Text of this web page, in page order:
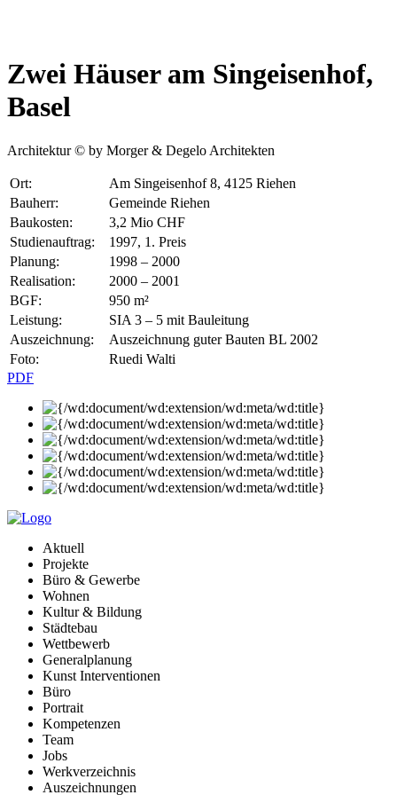
Zwei Häuser am Singeisenhof,
Basel
Architektur © by Morger & Degelo Architekten
Ort:
Am Singeisenhof 8, 4125 Riehen
Bauherr:
Gemeinde Riehen
Baukosten:
3,2 Mio CHF
Studienauftrag:
1997, 1. Preis
Planung:
1998 – 2000
Realisation:
2000 – 2001
BGF:
950 m²
Leistung:
SIA 3 – 5 mit Bauleitung
Auszeichnung:
Auszeichnung guter Bauten BL 2002
Foto:
Ruedi Walti
PDF
Aktuell
Projekte
Büro & Gewerbe
Wohnen
Kultur & Bildung
Städtebau
Wettbewerb
Generalplanung
Kunst Interventionen
Büro
Portrait
Kompetenzen
Team
Jobs
Werkverzeichnis
Auszeichnungen